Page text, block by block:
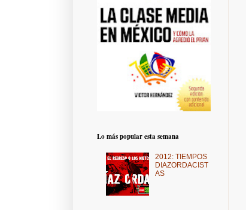
Lo más popular esta semana
2012: TIEMPOS
DIAZORDACIST
AS